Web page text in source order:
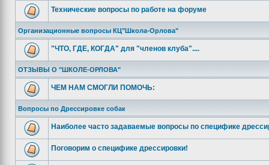
Технические вопросы по работе на форуме
Организационные вопросы КЦ"Школа-Орлова"
"ЧТО, ГДЕ, КОГДА" для "членов клуба"....
ОТЗЫВЫ О "ШКОЛЕ-ОРЛОВА"
ЧЕМ НАМ СМОГЛИ ПОМОЧЬ:
Вопросы по Дрессировке собак
Наиболее часто задаваемые вопросы по специфике
Поговорим о специфике дрессировки!